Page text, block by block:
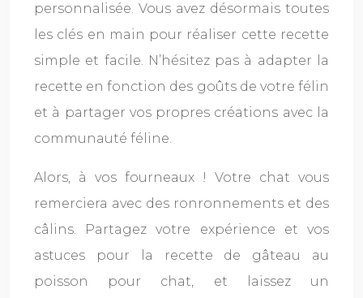
personnalisée. Vous avez désormais toutes
les clés en main pour réaliser cette recette
simple et facile. N’hésitez pas à adapter la
recette en fonction des goûts de votre félin
et à partager vos propres créations avec la
communauté féline.
Alors, à vos fourneaux ! Votre chat vous
remerciera avec des ronronnements et des
câlins. Partagez votre expérience et vos
astuces pour la recette de gâteau au
poisson pour chat, et laissez un